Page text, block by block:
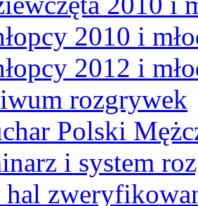
2010 i
2012 i
rozgrywek
Polski
i system
hal